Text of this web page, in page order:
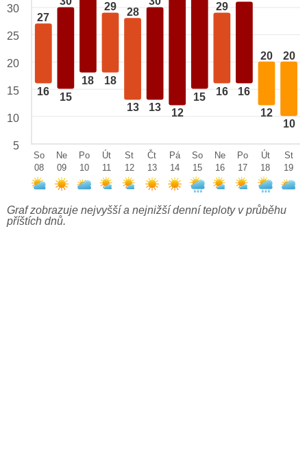
27
16 15
18
29
18
28
13 13 12
15
29
16 16
20
12
20
10
30
25
20
15
10
5
So
08
Ne
09
Po
10
Út
11
St
12
Čt
13
Pá
14
So
15
Ne
16
Po
17
Út
18
St
19
Graf zobrazuje nejvyšší a nejnižší denní teploty v průběhu
příštích dnů.